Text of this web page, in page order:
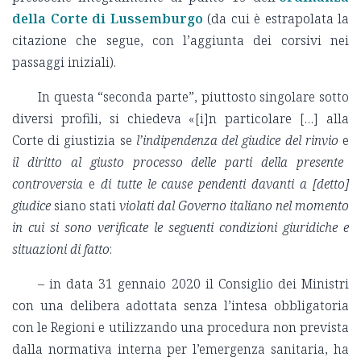
della Corte di Lussemburgo (da cui è estrapolata la
citazione che segue, con l’aggiunta dei corsivi nei
passaggi iniziali).
In questa “seconda parte”, piuttosto singolare sotto
diversi profili, si chiedeva «[i]n particolare […] alla
Corte di giustizia se l’indipendenza del giudice del rinvio e
il diritto al giusto processo delle parti della presente
controversia e di tutte le cause pendenti davanti a [detto]
giudice siano stativiolati dal Governo italiano nel momento
in cui si sono verificate le seguenti condizioni giuridiche e
situazioni di fatto:
– in data 31 gennaio 2020 il Consiglio dei Ministri
con una delibera adottata senza l’intesa obbligatoria
con le Regioni e utilizzando una procedura non prevista
dalla normativa interna per l’emergenza sanitaria, ha